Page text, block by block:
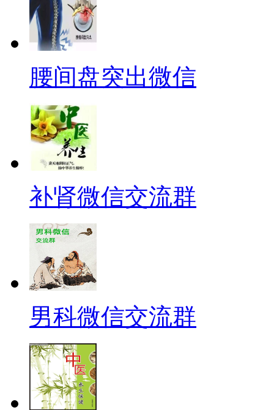
腰间盘突出微信
补肾微信交流群
男科微信交流群